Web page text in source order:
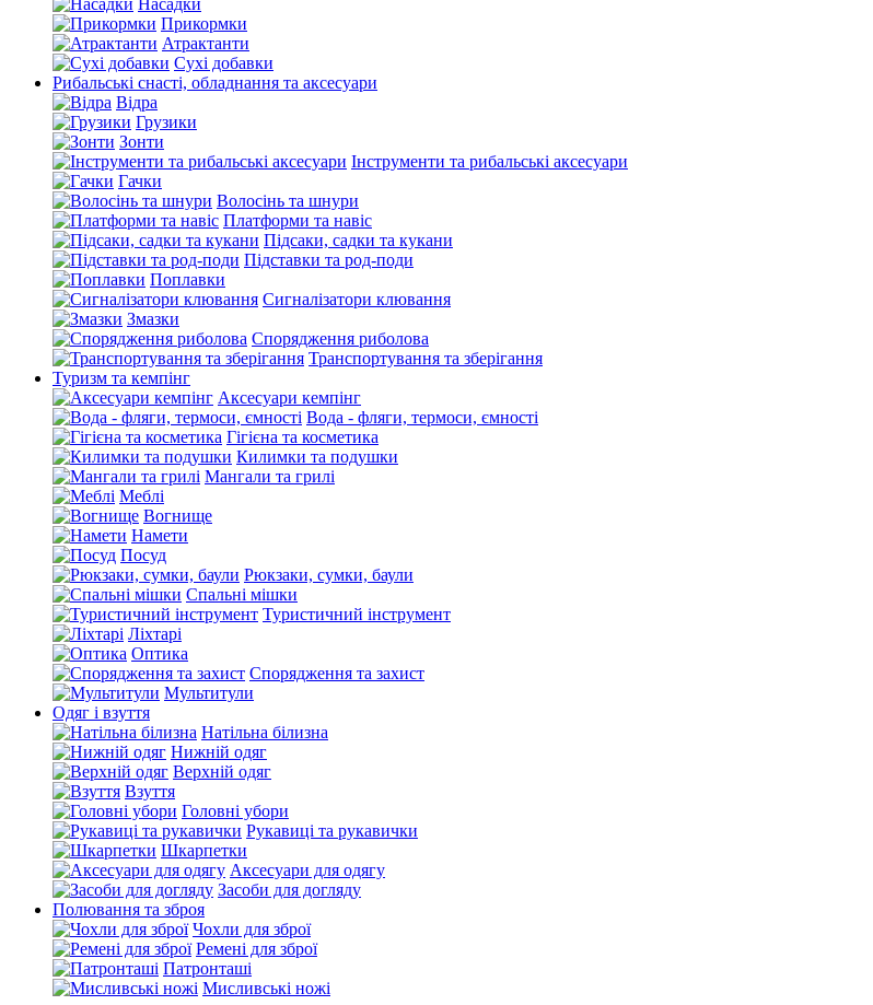
Насадки
Прикормки
Атрактанти
Сухі добавки
Рибальські снасті, обладнання та аксесуари
Відра
Грузики
Зонти
Інструменти та рибальські аксесуари
Гачки
Волосінь та шнури
Платформи та навіс
Підсаки, садки та кукани
Підставки та род-поди
Поплавки
Сигналізатори клювання
Змазки
Спорядження риболова
Транспортування та зберігання
Туризм та кемпінг
Аксесуари кемпінг
Вода - фляги, термоси, ємності
Гігієна та косметика
Килимки та подушки
Мангали та грилі
Меблі
Вогнище
Намети
Посуд
Рюкзаки, сумки, баули
Спальні мішки
Туристичний інструмент
Ліхтарі
Оптика
Спорядження та захист
Мультитули
Одяг і взуття
Натільна білизна
Нижній одяг
Верхній одяг
Взуття
Головні убори
Рукавиці та рукавички
Шкарпетки
Аксесуари для одягу
Засоби для догляду
Полювання та зброя
Чохли для зброї
Ремені для зброї
Патронташі
Мисливські ножі